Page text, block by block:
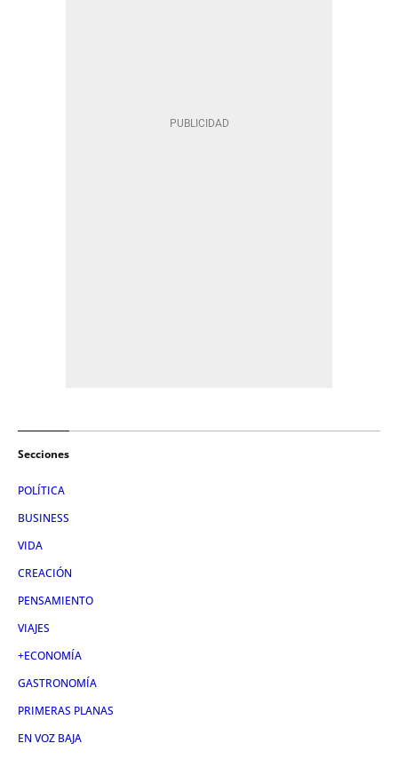
Secciones
POLÍTICA
BUSINESS
VIDA
CREACIÓN
PENSAMIENTO
VIAJES
+ECONOMÍA
GASTRONOMÍA
PRIMERAS PLANAS
EN VOZ BAJA